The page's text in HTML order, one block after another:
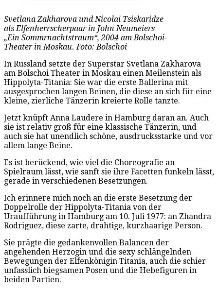
Svetlana Zakharova und Nicolai Tsiskaridze
als Elfenherrscherpaar in John Neumeiers
„Ein Sommrnachtstraum“, 2004 am Bolschoi-
Theater in Moskau. Foto: Bolschoi
In Russland setzte der Superstar Svetlana Zakharova
am Bolschoi Theater in Moskau einen Meilenstein als
Hippolyta-Titania: Sie war die erste Ballerina mit
ausgesprochen langen Beinen, die diese an sich für eine
kleine, zierliche Tänzerin kreierte Rolle tanzte.
Jetzt knüpft Anna Laudere in Hamburg daran an. Auch
sie ist relativ groß für eine klassische Tänzerin, und
auch sie hat unendlich schöne, ausdrucksstarke und vor
allem lange Beine.
Es ist berückend, wie viel die Choreografie an
Spielraum lässt, wie sanft sie ihre Facetten funkeln lässt,
gerade in verschiedenen Besetzungen.
Ich erinnere mich noch an die erste Besetzung der
Doppelrolle der Hippolyta-Titania von der
Uraufführung in Hamburg am 10. Juli 1977: an Zhandra
Rodriguez, diese zarte, drahtige, kurzhaarige Person.
Sie prägte die gedankenvollen Balancen der
angehenden Herzogin und die sexy schlängelnden
Bewegungen der Elfenkönigin Titania, auch die schier
unfasslich biegsamen Posen und die Hebefiguren in
beiden Partien.